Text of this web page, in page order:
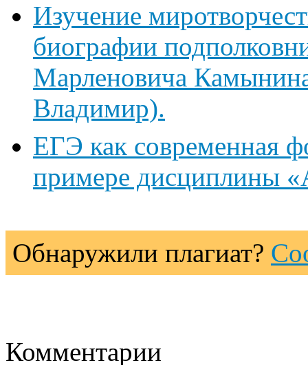
Изучение
биографии
Марленовича
Владимир).
ЕГЭ как современная
примере дисциплины
Обнаружили плагиат?
Комментарии